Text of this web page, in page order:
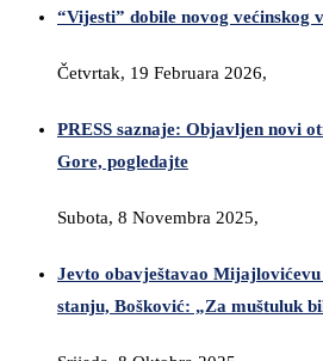
“Vijesti” dobile novog većinskog
Četvrtak, 19 Februara 2026,
PRESS saznaje: Objavljen novi
Gore, pogledajte
Subota, 8 Novembra 2025,
Jevto obavještavao
stanju, Bošković: „Za muštuluk